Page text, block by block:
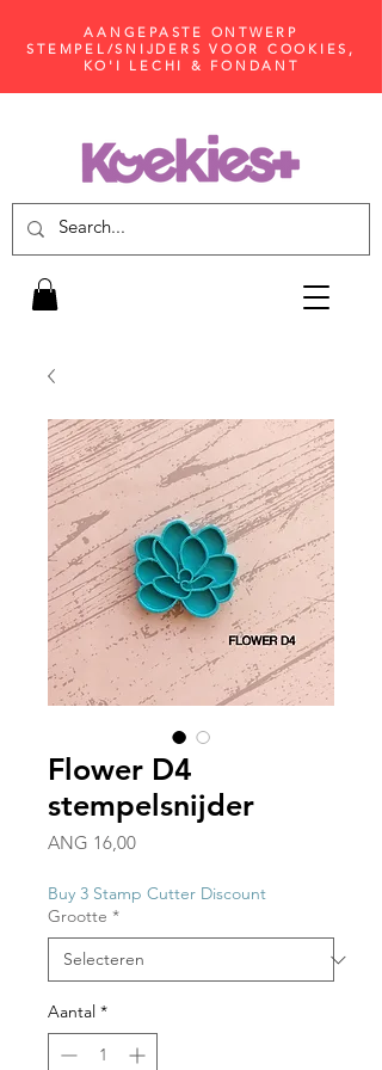
AANGEPASTE ONTWERP
STEMPEL/SNIJDERS VOOR COOKIES,
KO'I LECHI & FONDANT
Flower D4
stempelsnijder
ANG 16,00Prijs
Buy 3 Stamp Cutter Discount
Grootte *
Aantal *